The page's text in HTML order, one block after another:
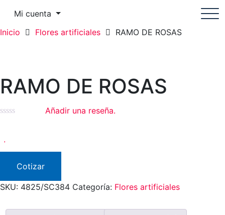
Mi cuenta
Inicio
Flores artificiales RAMO DE ROSAS
RAMO DE ROSAS
Añadir una reseña.
Cotizar
SKU: 4825/SC384 Categoría: Flores artificiales